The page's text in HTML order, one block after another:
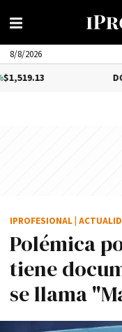
8/8/2026
Polémica
tiene
se llama
IPROFESIONAL